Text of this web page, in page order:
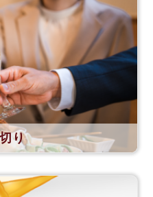
り